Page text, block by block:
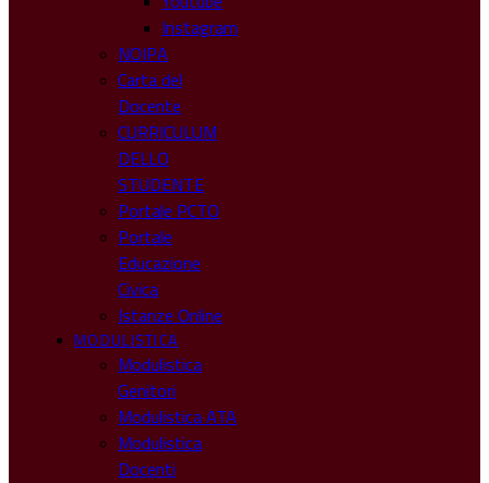
Instagram
NOIPA
Carta del
Docente
CURRICULUM
DELLO
STUDENTE
Portale PCTO
Portale
Educazione
Civica
Istanze Online
MODULISTICA
Modulistica
Genitori
Modulistica ATA
Modulistica
Docenti